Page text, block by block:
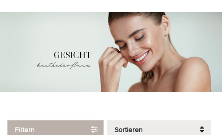
Filtern Sortieren